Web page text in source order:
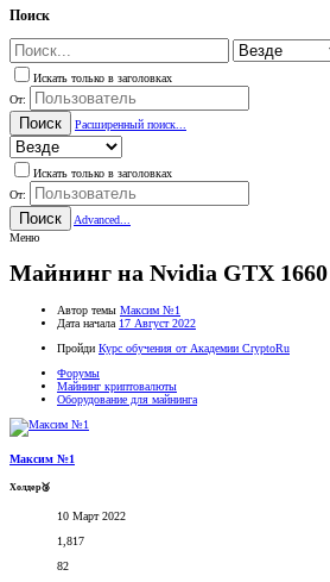
Поиск
Искать только в заголовках
От:
Поиск Расширенный поиск...
Искать только в заголовках
От:
Поиск
Advanced...
Меню
Майнинг на Nvidia GTX 1660
Автор темы Максим №1
Дата начала 17 Август 2022
Пройди Курс обучения от Академии CryptoRu
Форумы
Майнинг криптовалюты
Оборудование для майнинга
Максим №1
Холдер🥉
10 Март 2022
1,817
82